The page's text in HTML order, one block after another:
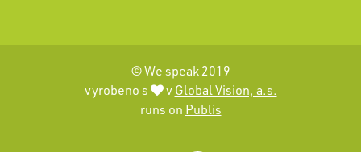
© We speak 2019
vyrobeno s
v Global Vision, a.s.
runs on Publis